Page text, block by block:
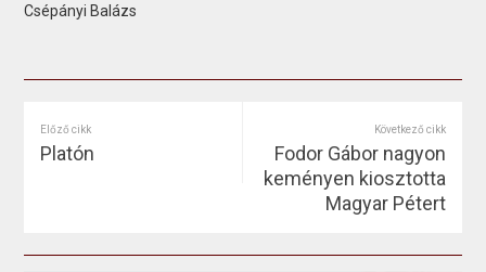
Csépányi Balázs
Előző cikk
Platón
Következő cikk
Fodor Gábor nagyon
keményen kiosztotta
Magyar Pétert